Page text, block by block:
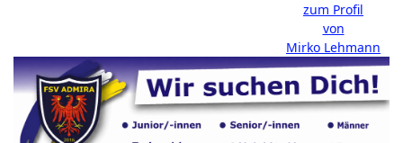
zum Profil
von
Mirko Lehmann